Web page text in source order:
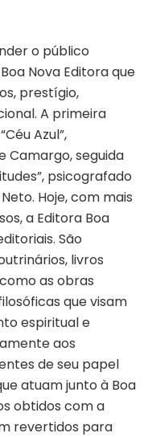
o público
Nova Editora que
prestígio,
A primeira
Azul”,
Camargo, seguida
psicografado
Hoje, com mais
a Editora Boa
São
livros
as obras
que visam
espiritual e
aos
de seu papel
atuam junto à Boa
obtidos com a
revertidos para